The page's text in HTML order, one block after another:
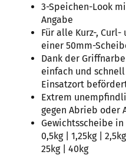
3-Speichen-Look
Angabe
Für alle Kurz-,
einer 50mm-
Dank der
einfach und
Einsatzort
Extrem
gegen Abrieb oder
Gewichtsscheibe
0,5kg | 1,25kg |
25kg | 40kg